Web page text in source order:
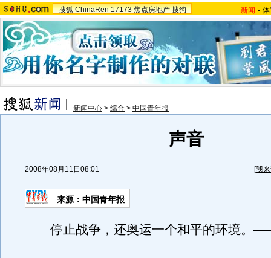
搜狐 ChinaRen 17173 焦点房地产 搜狗 新闻 -
新闻中心 > 综合 > 中国青年报
声音
2008年08月11日08:01 [我
来源：中国青年报
停止战争，还奥运一个和平的环境。